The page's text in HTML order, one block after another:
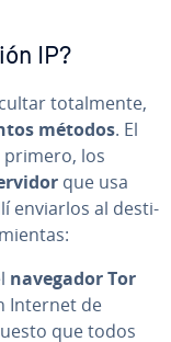
IP?
to­ta­l­me­n­te,
métodos. El
primero, los
que usa
enviarlos al de­s­ti­
navegador Tor
Internet de
que todos